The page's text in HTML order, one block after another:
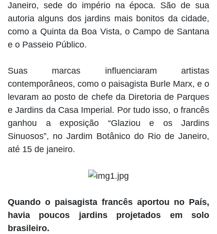
Janeiro, sede do império na época. São de sua
autoria alguns dos jardins mais bonitos da cidade,
como a Quinta da Boa Vista, o Campo de Santana
e o Passeio Público.
Suas marcas influenciaram artistas
contemporâneos, como o paisagista Burle Marx, e o
levaram ao posto de chefe da Diretoria de Parques
e Jardins da Casa Imperial. Por tudo isso, o francês
ganhou a exposição “Glaziou e os Jardins
Sinuosos”, no Jardim Botânico do Rio de Janeiro,
até 15 de janeiro.
Quando o paisagista francês aportou no País,
havia poucos jardins projetados em solo
brasileiro.